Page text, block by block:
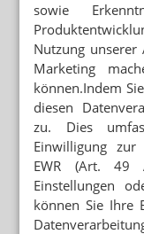
sowie
Nutzung
Marketing
können.Indem
diesen
zu. Dies
Einwilligung zur
EWR (Art. 49
Einstellungen
können Sie Ihre